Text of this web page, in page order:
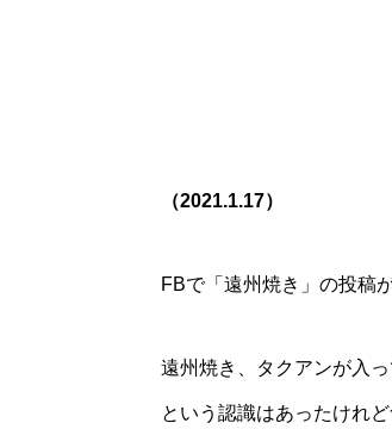
（2021.1.17）
FBで「遠州焼き」の投稿
遠州焼き、タクアンが入
という認識はあったけれ